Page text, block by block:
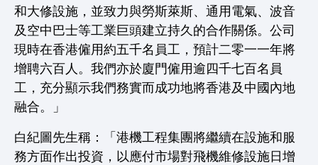
和大修設施，並致力與勞斯萊斯、通用電氣、波音
及空中巴士等工業巨頭建立持久的合作關係。公司
現時在香港僱用約五千名員工，預計二零一一年將
增聘六百人。我們亦於廈門僱用逾四千七百名員
工，充分顯示我們務實而成功地將香港及中國內地
融合。」
白紀圖先生稱：「港機工程集團將繼續在設施和服
務方面作出投資，以應付市場對飛機維修設施日增